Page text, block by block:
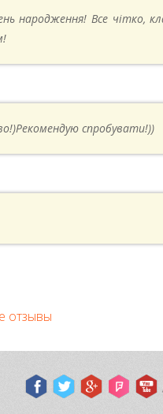
народження! Все чітко,
спробувати!))
отзывы